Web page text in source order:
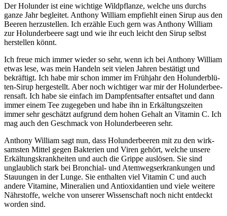
Der Holunder ist eine wichtige Wildpflanze, welche uns durchs
ganze Jahr begleitet. Anthony William empfiehlt einen Sirup aus den
Beeren herzustellen. Ich erzähle Euch gern was Anthony William
zur Holunderbeere sagt und wie ihr euch leicht den Sirup selbst
herstellen könnt.
Ich freue mich immer wie­der so sehr, wenn ich bei Antho­ny Wil­liam
etwas lese, was mein Han­deln seit vie­len Jah­ren bestä­tigt und
bekräf­tigt. Ich habe mir schon immer im Früh­jahr den Holun­der­blü­
ten-Sirup her­ge­stellt. Aber noch wich­ti­ger war mir der Holun­der­bee­
ren­saft. Ich habe sie ein­fach im Dampf­ent­saf­ter ent­saf­tet und dann
immer einem Tee zuge­ge­ben und habe ihn in Erkäl­tungs­zei­ten
immer sehr geschätzt auf­grund dem hohen Gehalt an Vit­amin C. Ich
mag auch den Geschmack von Holun­der­bee­ren sehr.
Antho­ny Wil­liam sagt nun, dass Holun­der­bee­ren mit zu den wirk­
sams­ten Mit­tel gegen Bak­te­ri­en und Viren gehört, wel­che unse­re
Erkäl­tungs­krank­hei­ten und auch die Grip­pe aus­lö­sen. Sie sind
unglaub­lich stark bei Bron­chi­al- und Atem­wegs­er­kran­kun­gen und
Stau­un­gen in der Lun­ge. Sie ent­hal­ten viel Vit­amin C und auch
ande­re Vit­ami­ne, Mine­ra­li­en und Anti­oxi­dan­ti­en und vie­le wei­te­re
Nähr­stof­fe, wel­che von unse­rer Wis­sen­schaft noch nicht ent­deckt
wor­den sind.